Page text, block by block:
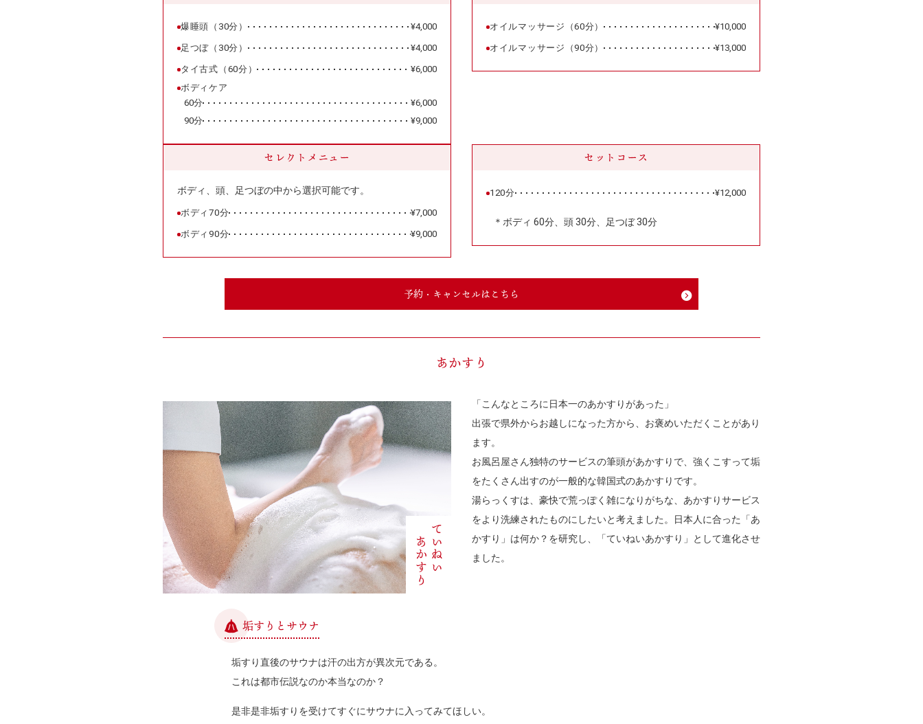
爆睡頭（30分） ¥4,000
足つぼ（30分） ¥4,000
タイ古式（60分）
¥6,000
ボディケア
60分
¥6,000
90分
¥9,000
オイルマッサージ（60分） ¥10,000
オイルマッサージ（90分） ¥13,000
セレクトメニュー
ボディ、頭、足つぼの中から選択可能です。
ボディ70分 ¥7,000
ボディ90分 ¥9,000
セットコース
120分 ¥12,000
＊ボディ 60分、頭 30分、足つぼ 30分
予約・キャンセルはこちら
あかすり
ていねい
あかすり
「こんなところに日本一のあかすりがあった」
出張で県外からお越しになった方から、お褒めいただくことがあり
ます。
お風呂屋さん独特のサービスの筆頭があかすりで、強くこすって垢
をたくさん出すのが一般的な韓国式のあかすりです。
湯らっくすは、豪快で荒っぽく雑になりがちな、あかすりサービス
をより洗練されたものにしたいと考えました。日本人に合った「あ
かすり」は何か？を研究し、「ていねいあかすり」として進化させ
ました。
垢すりとサウナ
垢すり直後のサウナは汗の出方が異次元である。
これは都市伝説なのか本当なのか？
是非是非垢すりを受けてすぐにサウナに入ってみてほしい。